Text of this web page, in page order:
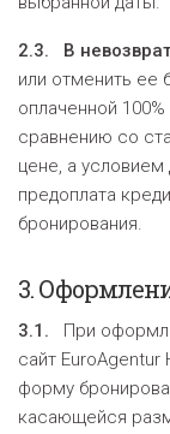
2.3. В
или отменить ее
оплаченной
сравнению со
цене, а
предоплата
бронирования.
3.
3.1.
При
сайт EuroAgentur
форму
касающейся